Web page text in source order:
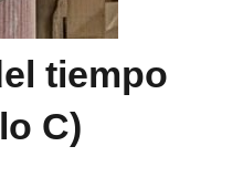
tiempo
C)